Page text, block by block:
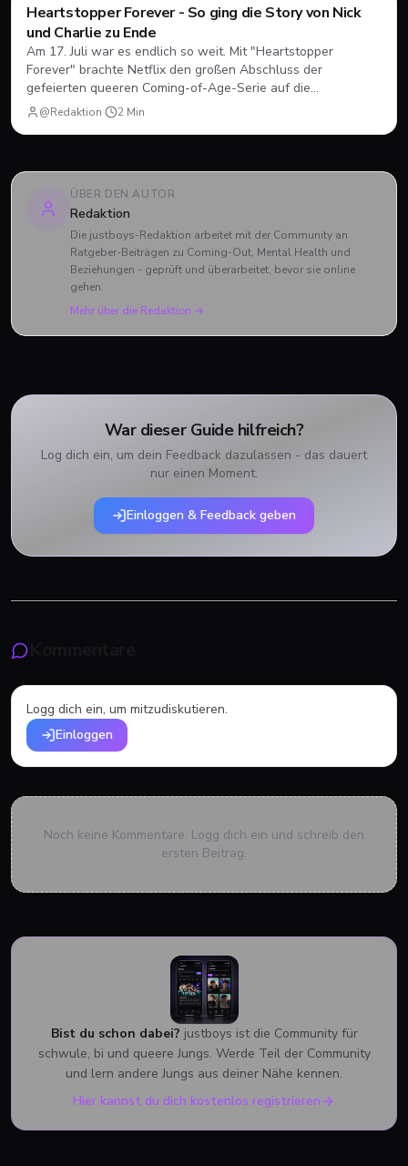
Filme & Serien
Heartstopper Forever - So ging die Story von Nick
und Charlie zu Ende
Am 17. Juli war es endlich so weit. Mit "Heartstopper
Forever" brachte Netflix den großen Abschluss der
gefeierten queeren Coming-of-Age-Serie auf die
Bildschirme. Statt einer vierten Staffel gab es diesmal einen
abendfüllenden Spielfilm. Wir blicken zurück, wie sich Nick
@Redaktion· 2 Min
ÜBER DEN AUTOR
Redaktion
Die justboys-Redaktion arbeitet mit der Community an
Ratgeber-Beiträgen zu Coming-Out, Mental Health und
Beziehungen - geprüft und überarbeitet, bevor sie online
gehen.
Mehr über die Redaktion →
War dieser Guide hilfreich?
Log dich ein, um dein Feedback dazulassen - das dauert
nur einen Moment.
Einloggen & Feedback geben
Logg dich ein, um mitzudiskutieren.
Einloggen
Noch keine Kommentare. Logg dich ein und schreib den
ersten Beitrag.
Bist du schon dabei? justboys ist die Community für
schwule, bi und queere Jungs. Werde Teil der Community
und lern andere Jungs aus deiner Nähe kennen.
Hier kannst du dich kostenlos registrieren